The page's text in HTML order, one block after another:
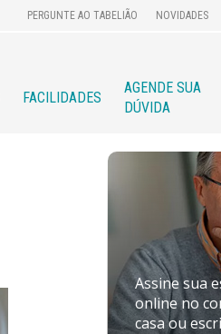
PERGUNTE AO TABELIÃO NOVIDADES
FACILIDADES
AGENDE SUA
DÚVIDA
Assine sua
online no
casa ou